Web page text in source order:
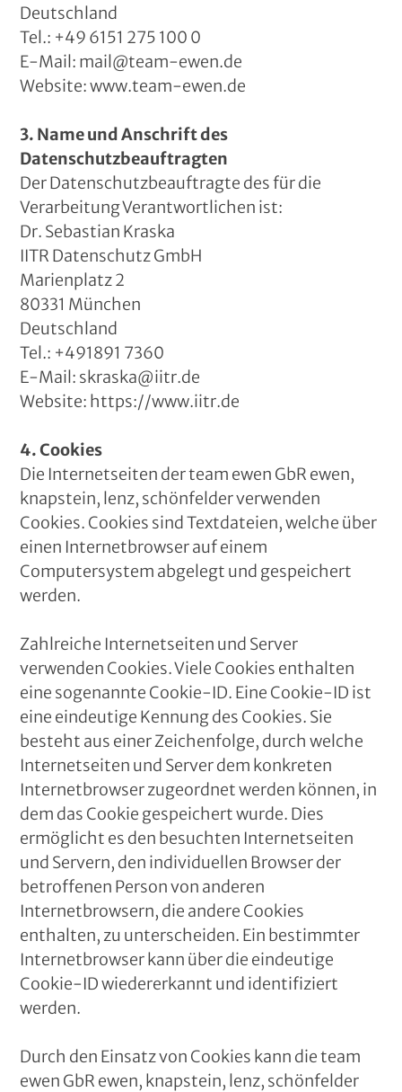
Deutschland
Tel.: +49 6151 275 100 0
E-Mail: mail@team-ewen.de
Website: www.team-ewen.de
3. Name und Anschrift des
Datenschutzbeauftragten
Der Datenschutzbeauftragte des für die
Verarbeitung Verantwortlichen ist:
Dr. Sebastian Kraska
IITR Datenschutz GmbH
Marienplatz 2
80331 München
Deutschland
Tel.: +491891 7360
E-Mail: skraska@iitr.de
Website: https://www.iitr.de
4. Cookies
Die Internetseiten der team ewen GbR ewen,
knapstein, lenz, schönfelder verwenden
Cookies. Cookies sind Textdateien, welche über
einen Internetbrowser auf einem
Computersystem abgelegt und gespeichert
werden.
Zahlreiche Internetseiten und Server
verwenden Cookies. Viele Cookies enthalten
eine sogenannte Cookie-ID. Eine Cookie-ID ist
eine eindeutige Kennung des Cookies. Sie
besteht aus einer Zeichenfolge, durch welche
Internetseiten und Server dem konkreten
Internetbrowser zugeordnet werden können, in
dem das Cookie gespeichert wurde. Dies
ermöglicht es den besuchten Internetseiten
und Servern, den individuellen Browser der
betroffenen Person von anderen
Internetbrowsern, die andere Cookies
enthalten, zu unterscheiden. Ein bestimmter
Internetbrowser kann über die eindeutige
Cookie-ID wiedererkannt und identifiziert
werden.
Durch den Einsatz von Cookies kann die team
ewen GbR ewen, knapstein, lenz, schönfelder